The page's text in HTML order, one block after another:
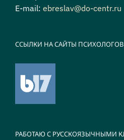
E-mail: ebreslav@do-centr.ru
ССЫЛКИ НА САЙТЫ ПСИХОЛОГОВ
РАБОТАЮ С РУССКОЯЗЫЧНЫМИ